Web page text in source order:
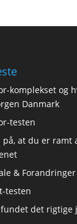
komplekset og
Danmark
testen
på, at du er ramt
& Forandringer
testen
det rigtige